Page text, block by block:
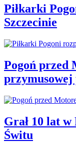
Piłkarki
Szczecinie
Pogoń przed
Grał 10 lat w
Świtu